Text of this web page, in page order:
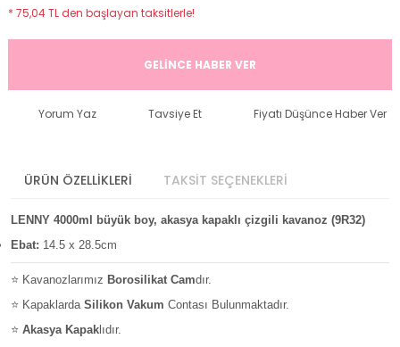
* 75,04 TL den başlayan taksitlerle!
GELİNCE HABER VER
Yorum Yaz Tavsiye Et Fiyatı Düşünce Haber Ver
ÜRÜN ÖZELLİKLERİ TAKSİT SEÇENEKLERİ
LENNY 4000ml büyük boy, akasya kapaklı çizgili kavanoz (9R32)
Ebat: 14.5 x 28.5cm
⭐ Kavanozlarımız Borosilikat Camdır.
⭐ Kapaklarda Silikon Vakum Contası Bulunmaktadır.
⭐ Akasya Kapak lıdır.